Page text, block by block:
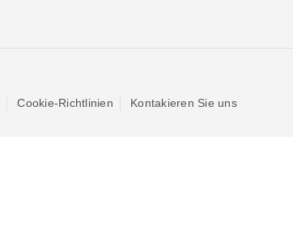
Cookie-Richtlinien Kontakieren Sie uns